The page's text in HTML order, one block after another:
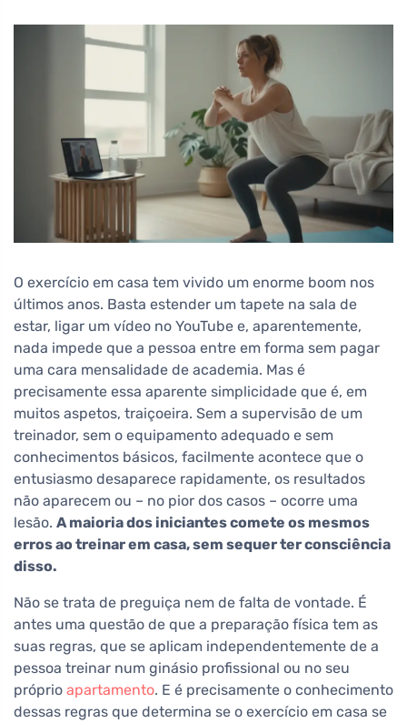
O exercício em casa tem vivido um enorme boom nos
últimos anos. Basta estender um tapete na sala de
estar, ligar um vídeo no YouTube e, aparentemente,
nada impede que a pessoa entre em forma sem pagar
uma cara mensalidade de academia. Mas é
precisamente essa aparente simplicidade que é, em
muitos aspetos, traiçoeira. Sem a supervisão de um
treinador, sem o equipamento adequado e sem
conhecimentos básicos, facilmente acontece que o
entusiasmo desaparece rapidamente, os resultados
não aparecem ou – no pior dos casos – ocorre uma
lesão. A maioria dos iniciantes comete os mesmos
erros ao treinar em casa, sem sequer ter consciência
disso.
Não se trata de preguiça nem de falta de vontade. É
antes uma questão de que a preparação física tem as
suas regras, que se aplicam independentemente de a
pessoa treinar num ginásio profissional ou no seu
próprio apartamento. E é precisamente o conhecimento
dessas regras que determina se o exercício em casa se